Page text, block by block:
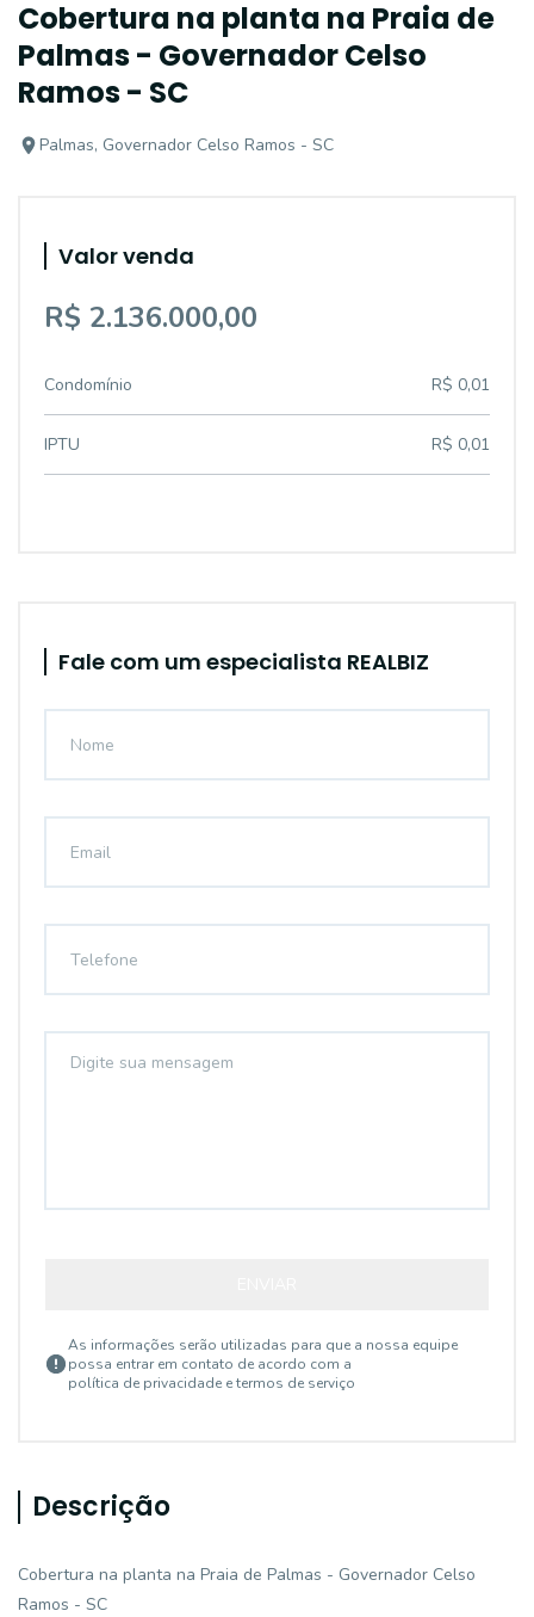
Cobertura na planta na Praia de
Palmas - Governador Celso
Ramos - SC
Palmas, Governador Celso Ramos - SC
Valor venda
R$ 2.136.000,00
Condomínio R$ 0,01
IPTU R$ 0,01
Fale com um especialista REALBIZ
As informações serão utilizadas para que a nossa equipe
possa entrar em contato de acordo com a
política de privacidade e termos de serviço
Descrição
Cobertura na planta na Praia de Palmas - Governador Celso
Ramos - SC